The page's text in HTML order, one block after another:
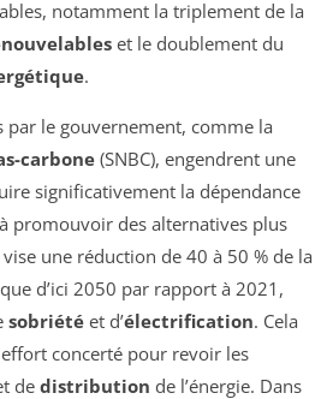
notamment la triplement de la
et le doublement du
.
par le gouvernement, comme la
carbone(SNBC), engendrent une
significativement la dépendance
promouvoir des alternatives plus
une réduction de 40 à 50 % de la
d’ici 2050 par rapport à 2021,
sobriété et d’électrification. Cela
concerté pour revoir les
de distribution de l’énergie. Dans